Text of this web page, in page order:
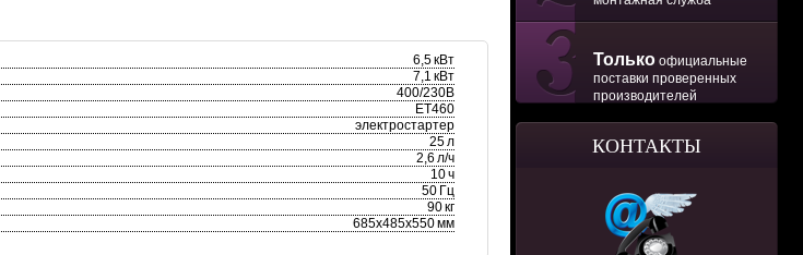
Только официальные
поставки проверенных
производителей
КОНТАКТЫ
6,5 кВт
7,1 кВт
400/230В
ET460
электростартер
25 л
2,6 л/ч
10 ч
50 Гц
90 кг
685х485х550 мм